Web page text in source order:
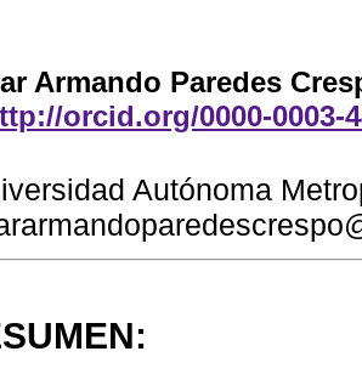
Armando Paredes
orcid.org/0000-0003-
Autónoma